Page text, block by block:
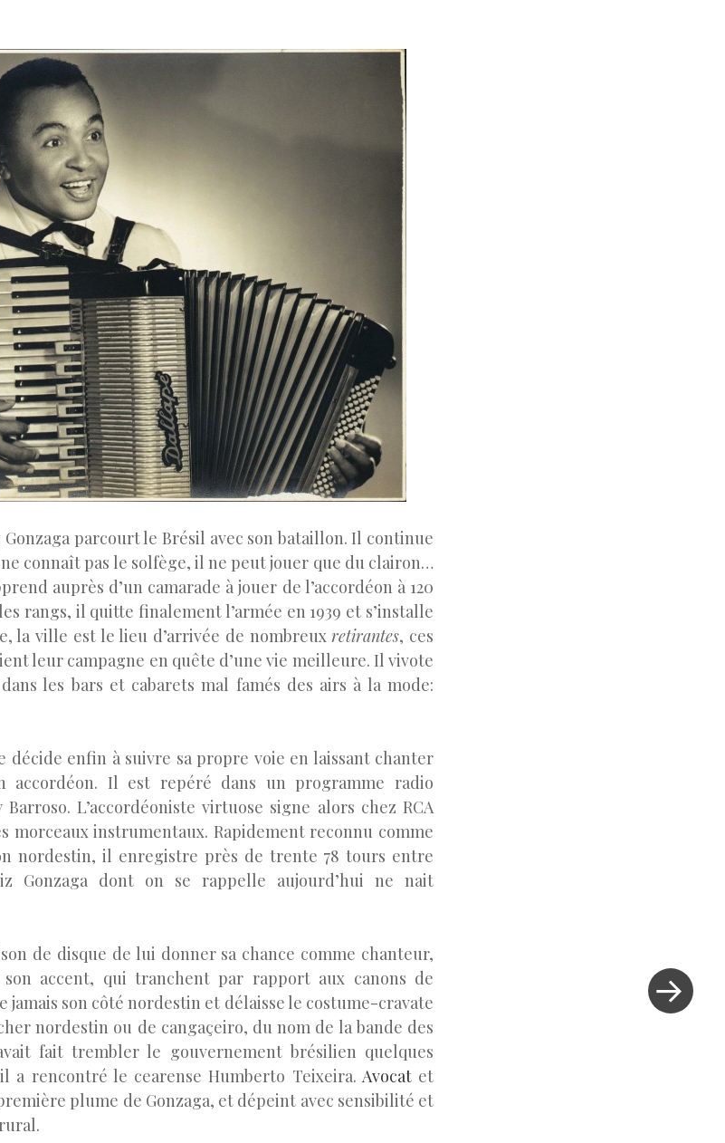
parcourt le Brésil avec son bataillon. Il continue
connaît pas le solfège, il ne peut jouer que du clairon…
auprès d’un camarade à jouer de l’accordéon à 120
rangs, il quitte finalement l’armée en 1939 et s’installe
la ville est le lieu d’arrivée de nombreuxretirantes, ces
leur campagne en quête d’une vie meilleure. Il vivote
les bars et cabarets mal famés des airs à la mode:
décide enfin à suivre sa propre voie en laissant chanter
accordéon. Il est repéré dans un programme radio
L’accordéoniste virtuose signe alors chez RCA
morceaux instrumentaux. Rapidement reconnu comme
nordestin, il enregistre près de trente 78 tours entre
Gonzaga dont on se rappelle aujourd’hui ne nait
de disque de lui donner sa chance comme chanteur,
accent, qui tranchent par rapport aux canons de
jamais son côté nordestin et délaisse le costume-cravate
nordestin ou de cangaçeiro, du nom de la bande des
fait trembler le gouvernement brésilien quelques
a rencontré le cearense Humberto Teixeira. Avocat et
plume de Gonzaga, et dépeint avec sensibilité et